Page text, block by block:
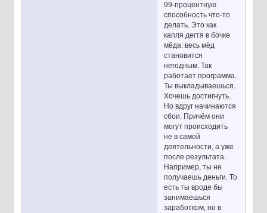
99-процентную
способность что-то
делать. Это как
капля дегтя в бочке
мёда: весь мёд
становится
негодным. Так
работает программа.
Ты выкладываешься.
Хочешь достигнуть.
Но вдруг начинаются
сбои. Причём они
могут происходить
не в самой
деятельности, а уже
после результата.
Например, ты не
получаешь деньги. То
есть ты вроде бы
занимаешься
заработком, но в